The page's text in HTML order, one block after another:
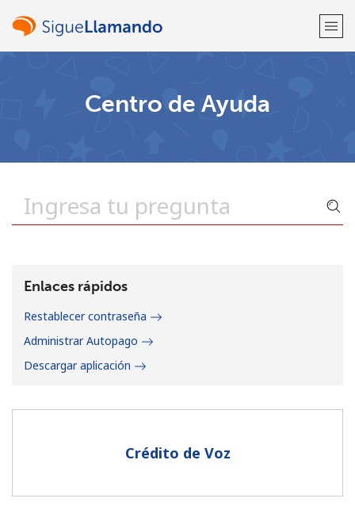
Centro de Ayuda
Crédito de Voz
Enlaces rápidos
Restablecer contraseña
Administrar Autopago
Descargar aplicación